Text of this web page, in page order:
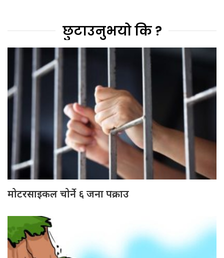
छुटाउनुभयो कि ?
मोटरसाइकल चोर्ने ६ जना पक्राउ